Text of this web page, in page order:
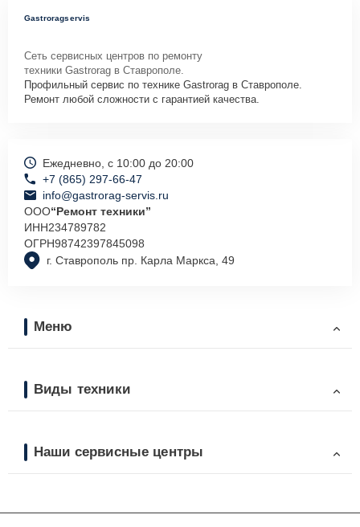
Gastroragservis
Сеть сервисных центров по ремонту
техники Gastrorag в Ставрополе.
Профильный сервис по технике Gastrorag в Ставрополе.
Ремонт любой сложности с гарантией качества.
г. Ставрополь пр. Карла Маркса, 49
Ежедневно, с 10:00 до 20:00
+7 (865) 297-66-47
info@gastrorag-servis.ru
ООО“Ремонт техники”
ИНН234789782
ОГРН98742397845098
Меню
Виды техники
Наши сервисные центры